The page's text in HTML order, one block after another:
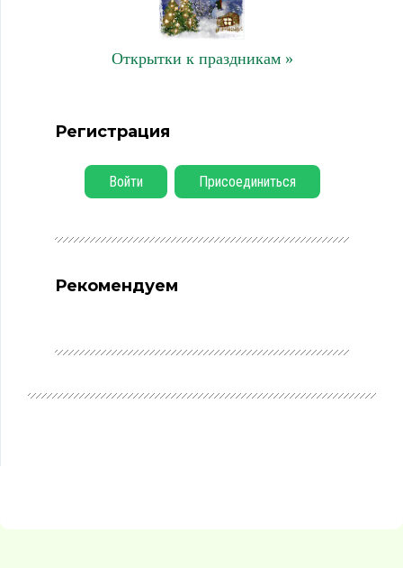
Открытки к праздникам »
Регистрация
Войти Присоединиться
Рекомендуем